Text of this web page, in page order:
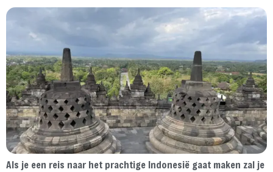
Als je een reis naar het prachtige Indonesië gaat maken zal je